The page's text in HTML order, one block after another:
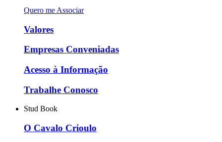
Quero me Associar
Valores
Empresas Conveniadas
Acesso à Informação
Trabalhe Conosco
Stud Book
O Cavalo Crioulo